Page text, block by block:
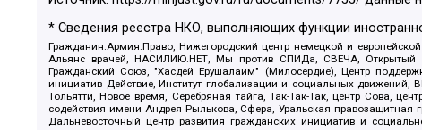
* Сведения реестра НКО, выполняющих функции
Гражданин.Армия.Право, Нижегородский центр немецкой и
Альянс врачей, НАСИЛИЮ.НЕТ, Мы против СПИДа, СВЕЧА, Открытый
Гражданский Союз, "Хасдей Ерушалаим" (Милосердие), Центр
инициатив Действие, Институт глобализации и социальных
Тольятти, Новое время, Серебряная тайга, Так-Так-Так, центр Сова,
содействия имени Андрея Рылькова, Сфера, Уральская правозащитная
Дальневосточный центр развития гражданских инициатив и